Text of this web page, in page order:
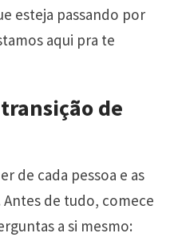
esteja passando por
aqui pra te
de
de cada pessoa e as
de tudo, comece
a si mesmo: